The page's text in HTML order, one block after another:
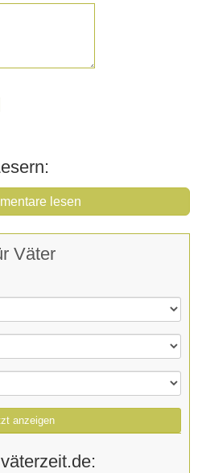
lesen
Väter
anzeigen